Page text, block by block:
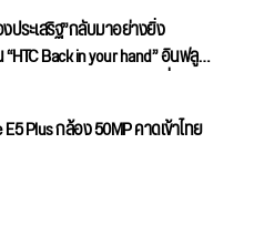
ระเสริฐ”กลับมาอย่างยิ่ง
Back in your hand” อินฟลูฯ
Smartphone ในตำนานที่คิดถึง
Plus กล้อง 50MP คาดเข้าไทย